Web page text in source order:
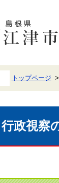
トップページ
行政視察